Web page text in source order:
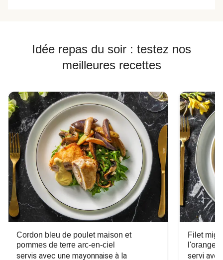
Idée repas du soir : testez nos
meilleures recettes
Cordon bleu de poulet maison et
pommes de terre arc-en-ciel
servis avec une mayonnaise à la
Filet
l'orange
servi